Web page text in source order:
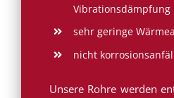
Vibrationsdämpfung
sehr geringe
nicht
Unsere Rohre werden